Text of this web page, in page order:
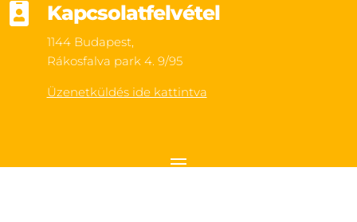
 Kapcsolatfelvétel
1144 Budapest,
Rákosfalva park 4. 9/95
Üzenetküldés ide kattintva